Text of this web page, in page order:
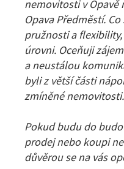
nemovitosti v Opavě
Opava Předměstí.
pružnosti a
úrovni. Oceňuji
a neustálou
byli z větší části
zmíněné nemovitosti.
Pokud budu do
prodej nebo koupi
důvěrou se na vás